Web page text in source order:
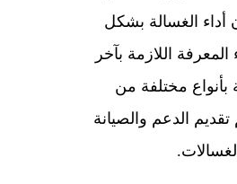
أداء الغسالة بشكل
اللازمة بآخر
بأنواع مختلفة من
تقديم الدعم والصيانة